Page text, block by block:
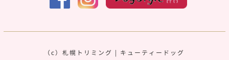
（c）札幌トリミング | キューティードッグ